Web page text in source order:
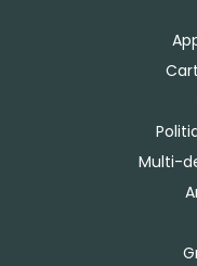
Multi-